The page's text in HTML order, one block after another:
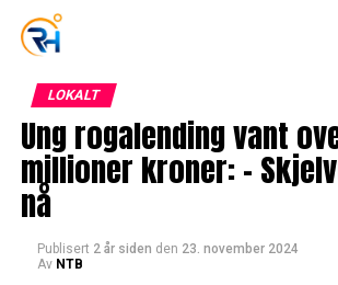
LOKALT
Ung rogalending vant
millioner kroner: –
nå
Publisert 2 år siden den 23. november 2024
Av NTB